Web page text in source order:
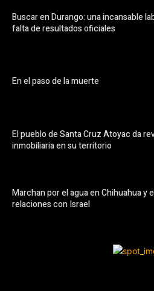
Buscar en Durango: una incansable
falta de resultados oficiales
En el paso de la muerte
El pueblo de Santa Cruz Atoyac da
inmobiliaria en su territorio
Marchan por el agua en Chihuahua y
relaciones con Israel